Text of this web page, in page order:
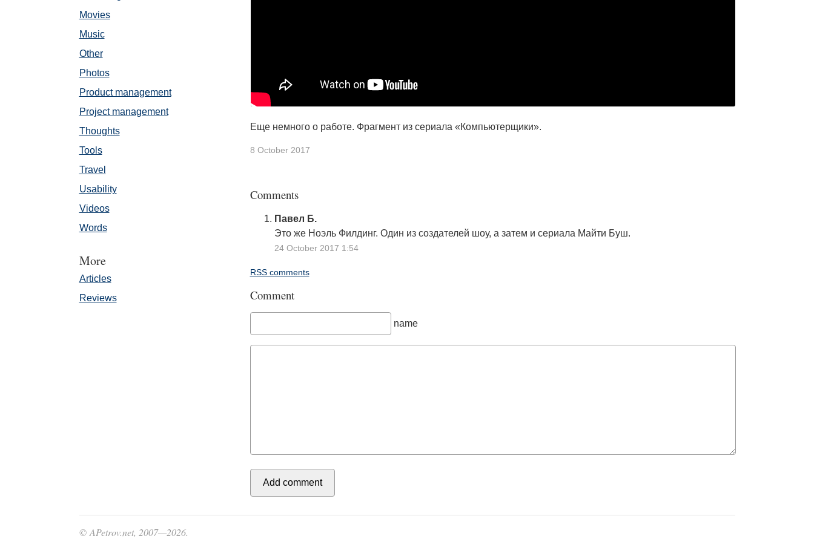
Movies
Music
Other
Photos
Product management
Project management
Thoughts
Tools
Travel
Usability
Videos
Words
More
Articles
Reviews
Еще немного о работе. Фрагмент из сериала «Компьютерщики».
8 October 2017
Comments
Павел Б.
Это же Ноэль Филдинг. Один из создателей шоу, а затем и сериала Майти Буш.
24 October 2017 1:54
RSS comments
Comment
name
© APetrov.net, 2007—2026.